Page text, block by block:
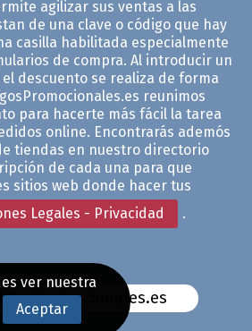
agilizar sus ventas a las
de una clave o código que hay
casilla habilitada especialmente
de compra. Al introducir un
descuento se realiza de forma
reunimos
para hacerte más fácil la tarea
online. Encontrarás ademós
tiendas en nuestro directorio
de cada una para que
sitios web donde hacer tus
Legales - Privacidad .
ver nuestra
Aceptar